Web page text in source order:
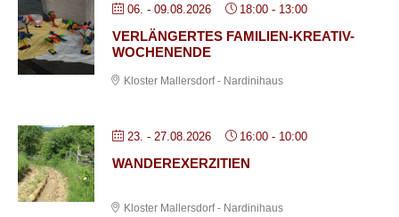
06. - 09.08.2026 18:00 - 13:00
VERLÄNGERTES FAMILIEN-KREATIV-
WOCHENENDE
Kloster Mallersdorf - Nardinihaus
23. - 27.08.2026 16:00 - 10:00
WANDEREXERZITIEN
Kloster Mallersdorf - Nardinihaus